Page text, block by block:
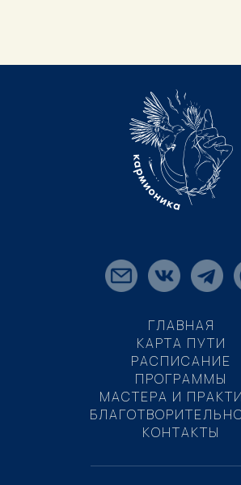
ГЛАВНАЯ
КАРТА ПУТИ
РАСПИСАНИЕ
ПРОГРАММЫ
МАСТЕРА И
КОНТАКТЫ